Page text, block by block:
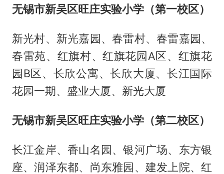
无锡市新吴区旺庄实验小学（第一校区）
新光村、新光嘉园、春雷村、春雷嘉园、
春雷苑、红旗村、红旗花园A区、红旗花
园B区、长欣公寓、长欣大厦、长江国际
花园一期、盛业大厦、新光大厦
无锡市新吴区旺庄实验小学（第二校区）
长江金岸、香山名园、银河广场、东方银
座、润泽东都、尚东雅园、建发上院、红